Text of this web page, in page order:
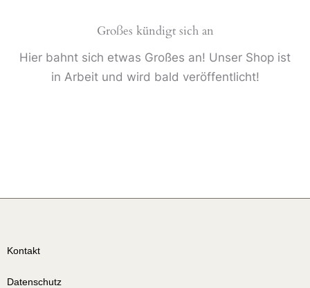
Großes kündigt sich an
Hier bahnt sich etwas Großes an! Unser Shop ist
in Arbeit und wird bald veröffentlicht!
Kontakt
Datenschutz